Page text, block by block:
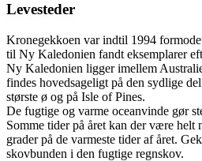
Levesteder
Kronegekkoen var indtil 1994
til Ny Kaledonien fandt eksemplarer
Ny Kaledonien ligger imellem
findes hovedsageligt på den sydlige
største ø og på Isle of Pines.
De fugtige og varme oceanvinde gør
Somme tider på året kan der være helt
grader på de varmeste tider af året.
skovbunden i den fugtige regnskov.